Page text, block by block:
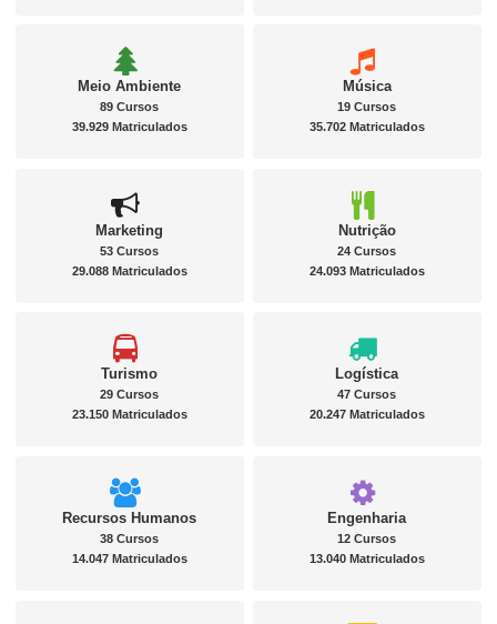
Meio Ambiente
89 Cursos
39.929 Matriculados
Música
19 Cursos
35.702 Matriculados
Marketing
53 Cursos
29.088 Matriculados
Nutrição
24 Cursos
24.093 Matriculados
Turismo
29 Cursos
23.150 Matriculados
Logística
47 Cursos
20.247 Matriculados
Recursos Humanos
38 Cursos
14.047 Matriculados
Engenharia
12 Cursos
13.040 Matriculados